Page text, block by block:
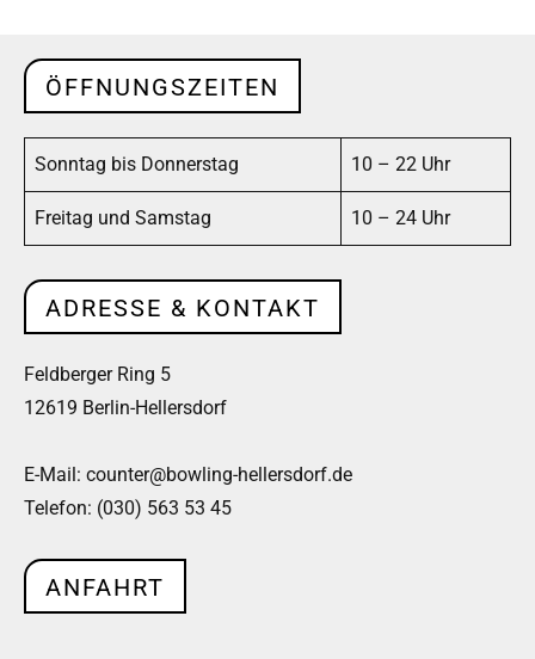
ÖFFNUNGSZEITEN
Sonntag bis Donnerstag 10 – 22 Uhr
Freitag und Samstag 10 – 24 Uhr
ADRESSE & KONTAKT
Feldberger Ring 5
12619 Berlin-Hellersdorf
E-Mail: counter@bowling-hellersdorf.de
Telefon: (030) 563 53 45
ANFAHRT